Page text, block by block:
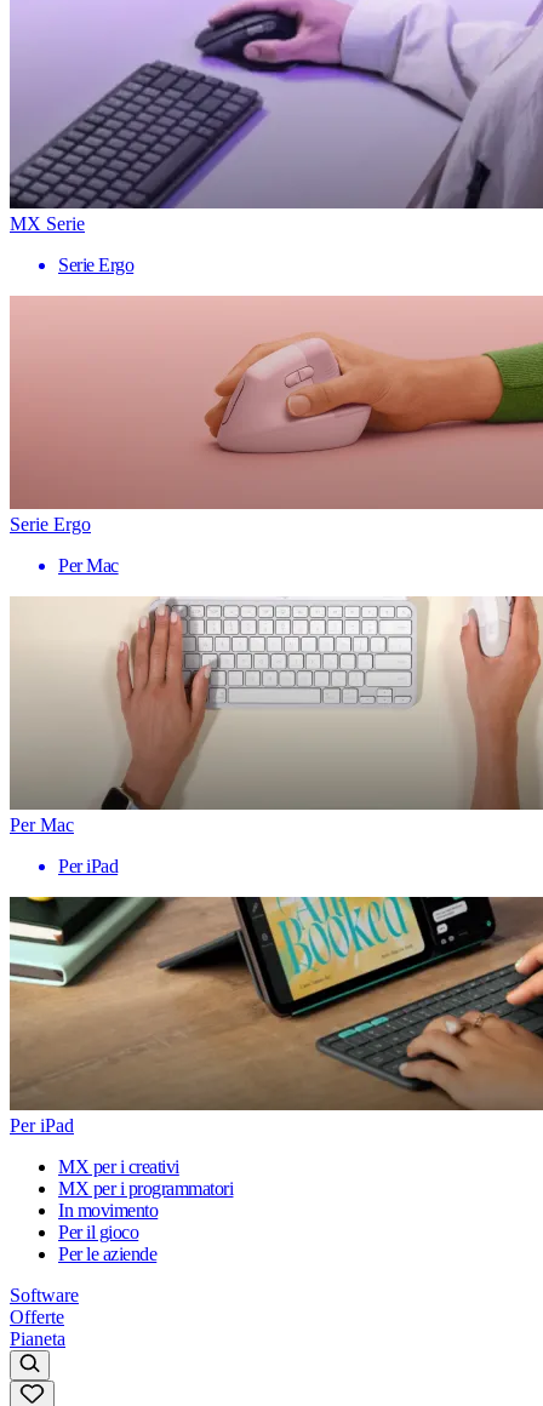
MX Serie
Serie Ergo
Serie Ergo
Per Mac
Per Mac
Per iPad
Per iPad
MX per i creativi
MX per i programmatori
In movimento
Per il gioco
Per le aziende
Software
Offerte
Pianeta